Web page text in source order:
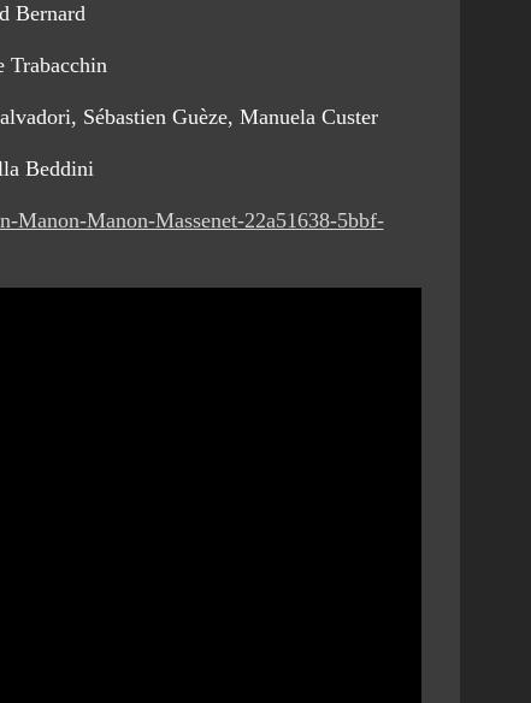
Bernard
Trabacchin
Sébastien Guèze, Manuela Custer
Beddini
Manon-Massenet-22a51638-5bbf-